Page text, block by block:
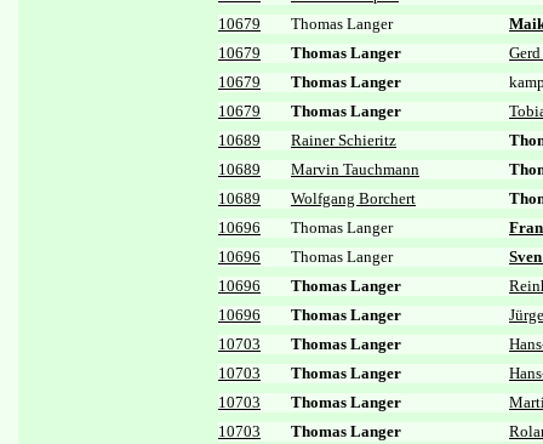
10679
Thomas Langer
10679
Thomas Langer
10679
Thomas Langer
10679
Thomas Langer
10689
Rainer Schieritz
10689
Marvin Tauchmann
10689
Wolfgang Borchert
10696
Thomas Langer
10696
Thomas Langer
10696
Thomas Langer
10696
Thomas Langer
10703
Thomas Langer
10703
Thomas Langer
10703
Thomas Langer
10703
Thomas Langer